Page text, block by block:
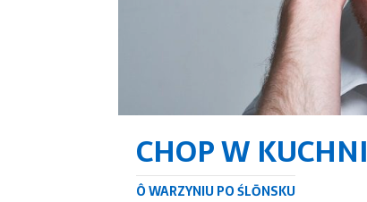
CHOP W KUCHNI
Ô WARZYNIU PO ŚLŌNSKU